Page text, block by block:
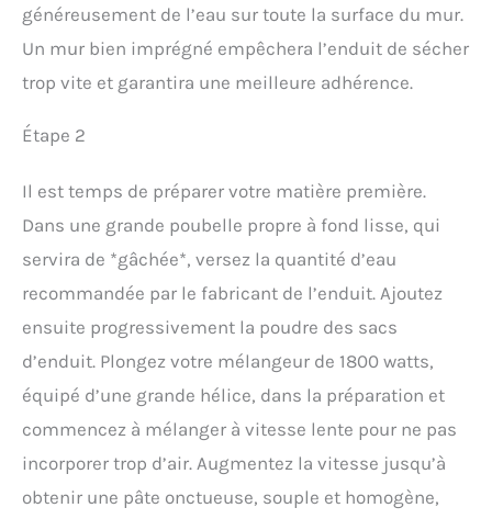
généreusement de l’eau sur toute la surface du mur.
Un mur bien imprégné empêchera l’enduit de sécher
trop vite et garantira une meilleure adhérence.
Étape 2
Il est temps de préparer votre matière première.
Dans une grande poubelle propre à fond lisse, qui
servira de *gâchée*, versez la quantité d’eau
recommandée par le fabricant de l’enduit. Ajoutez
ensuite progressivement la poudre des sacs
d’enduit. Plongez votre mélangeur de 1800 watts,
équipé d’une grande hélice, dans la préparation et
commencez à mélanger à vitesse lente pour ne pas
incorporer trop d’air. Augmentez la vitesse jusqu’à
obtenir une pâte onctueuse, souple et homogène,